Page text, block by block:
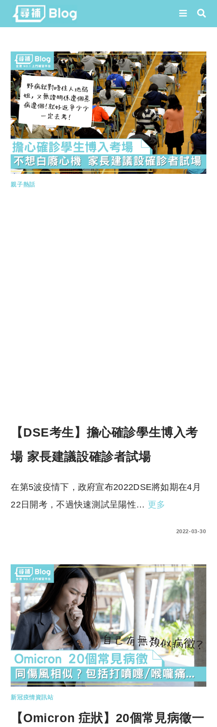
content
親子熱話
【DSE考生】擔心確診學生博入考
場 家長建議設確診者試場
在第5波疫情下，政府宣布2022DSE將如期在4月
22日開考，不過快速測試呈陽性… 更多
2022-03-30
新冠疫情資訊站
【Omicron 症狀】20個常見病徵一